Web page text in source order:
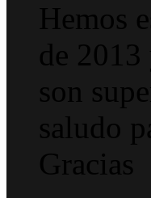
Hemos
de
son
saludo
Gracias